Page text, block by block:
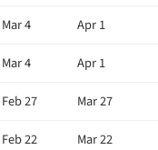
Mar 4 Apr 1
Mar 4 Apr 1
Feb 27 Mar 27
Feb 22 Mar 22